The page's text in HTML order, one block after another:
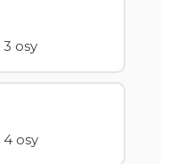
3 osy
4 osy